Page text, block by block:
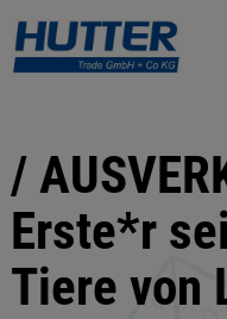
/
Erste*r
Tiere von